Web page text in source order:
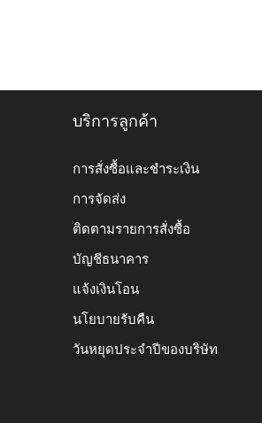
บริการลูกค้า
การสั่งซื้อและชำระเงิน
การจัดส่ง
ติดตามรายการสั่งซื้อ
บัญชีธนาคาร
แจ้งเงินโอน
นโยบายรับคืน
วันหยุดประจำปีของบริษัท